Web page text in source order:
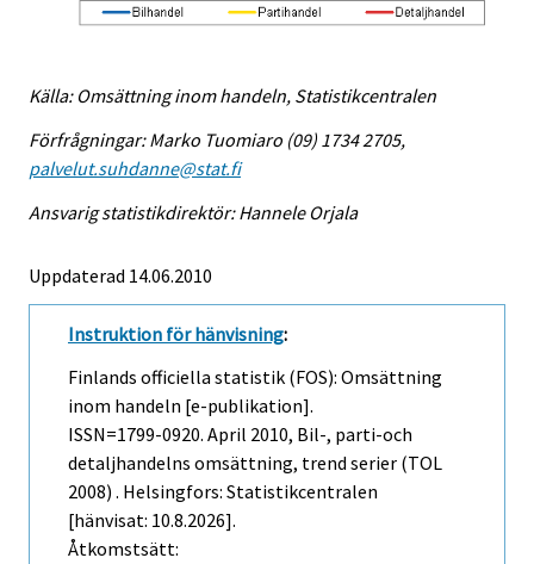
Källa: Omsättning inom handeln, Statistikcentralen
Förfrågningar: Marko Tuomiaro (09) 1734 2705,
palvelut.suhdanne@stat.fi
Ansvarig statistikdirektör: Hannele Orjala
Uppdaterad 14.06.2010
Instruktion för hänvisning:
Finlands officiella statistik (FOS): Omsättning
inom handeln [e-publikation].
ISSN=1799-0920. April 2010, Bil-, parti-och
detaljhandelns omsättning, trend serier (TOL
2008) . Helsingfors: Statistikcentralen
[hänvisat: 10.8.2026].
Åtkomstsätt: